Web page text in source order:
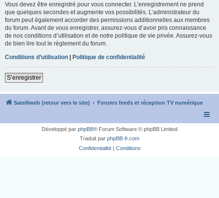
Vous devez être enregistré pour vous connecter. L’enregistrement ne prend
que quelques secondes et augmente vos possibilités. L’administrateur du
forum peut également accorder des permissions additionnelles aux membres
du forum. Avant de vous enregistrer, assurez-vous d’avoir pris connaissance
de nos conditions d’utilisation et de notre politique de vie privée. Assurez-vous
de bien lire tout le règlement du forum.
Conditions d’utilisation | Politique de confidentialité
S’enregistrer
Satelliweb (retour vers le site) Forums feeds et réception TV numérique
Développé par phpBB® Forum Software © phpBB Limited
Traduit par phpBB-fr.com
Confidentialité| Conditions